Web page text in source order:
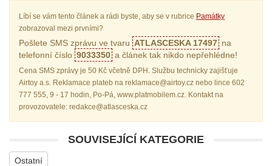
Líbí se vám tento článek a rádi byste, aby se v rubrice Památky
zobrazoval mezi prvními?
Pošlete SMS zprávu ve tvaru ATLASCESKA 17497 na
telefonní číslo 9033350 a článek tak nikdo nepřehlédne!
Cena SMS zprávy je 50 Kč včetně DPH. Službu technicky zajišťuje
Airtoy a.s. Reklamace plateb na reklamace@airtoy.cz nebo lince 602
777 555, 9 - 17 hodin, Po-Pá, www.platmobilem.cz. Kontakt na
provozovatele: redakce@atlasceska.cz
SOUVISEJÍCÍ KATEGORIE
Ostatní